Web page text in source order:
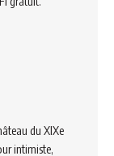
du XIXe
intimiste,